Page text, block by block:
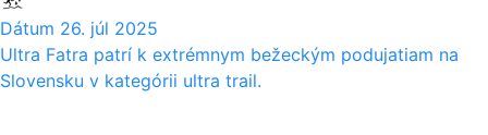
Dátum 26. júl 2025
Ultra Fatra patrí k extrémnym bežeckým podujatiam na
Slovensku v kategórii ultra trail.